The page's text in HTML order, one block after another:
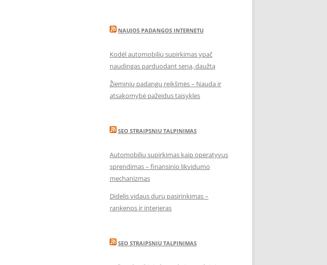
NAUJOS PADANGOS INTERNETU
Kodėl automobilių supirkimas ypač
naudingas parduodant seną, daužtą
Žieminių padangų reikšmės – Nauda ir
atsakomybė pažeidus taisykles
SEO STRAIPSNIU TALPINIMAS
Automobilių supirkimas kaip operatyvus
sprendimas – finansinio likvidumo
mechanizmas
Didelis vidaus durų pasirinkimas –
rankenos ir interjeras
SEO STRAIPSNIU TALPINIMAS